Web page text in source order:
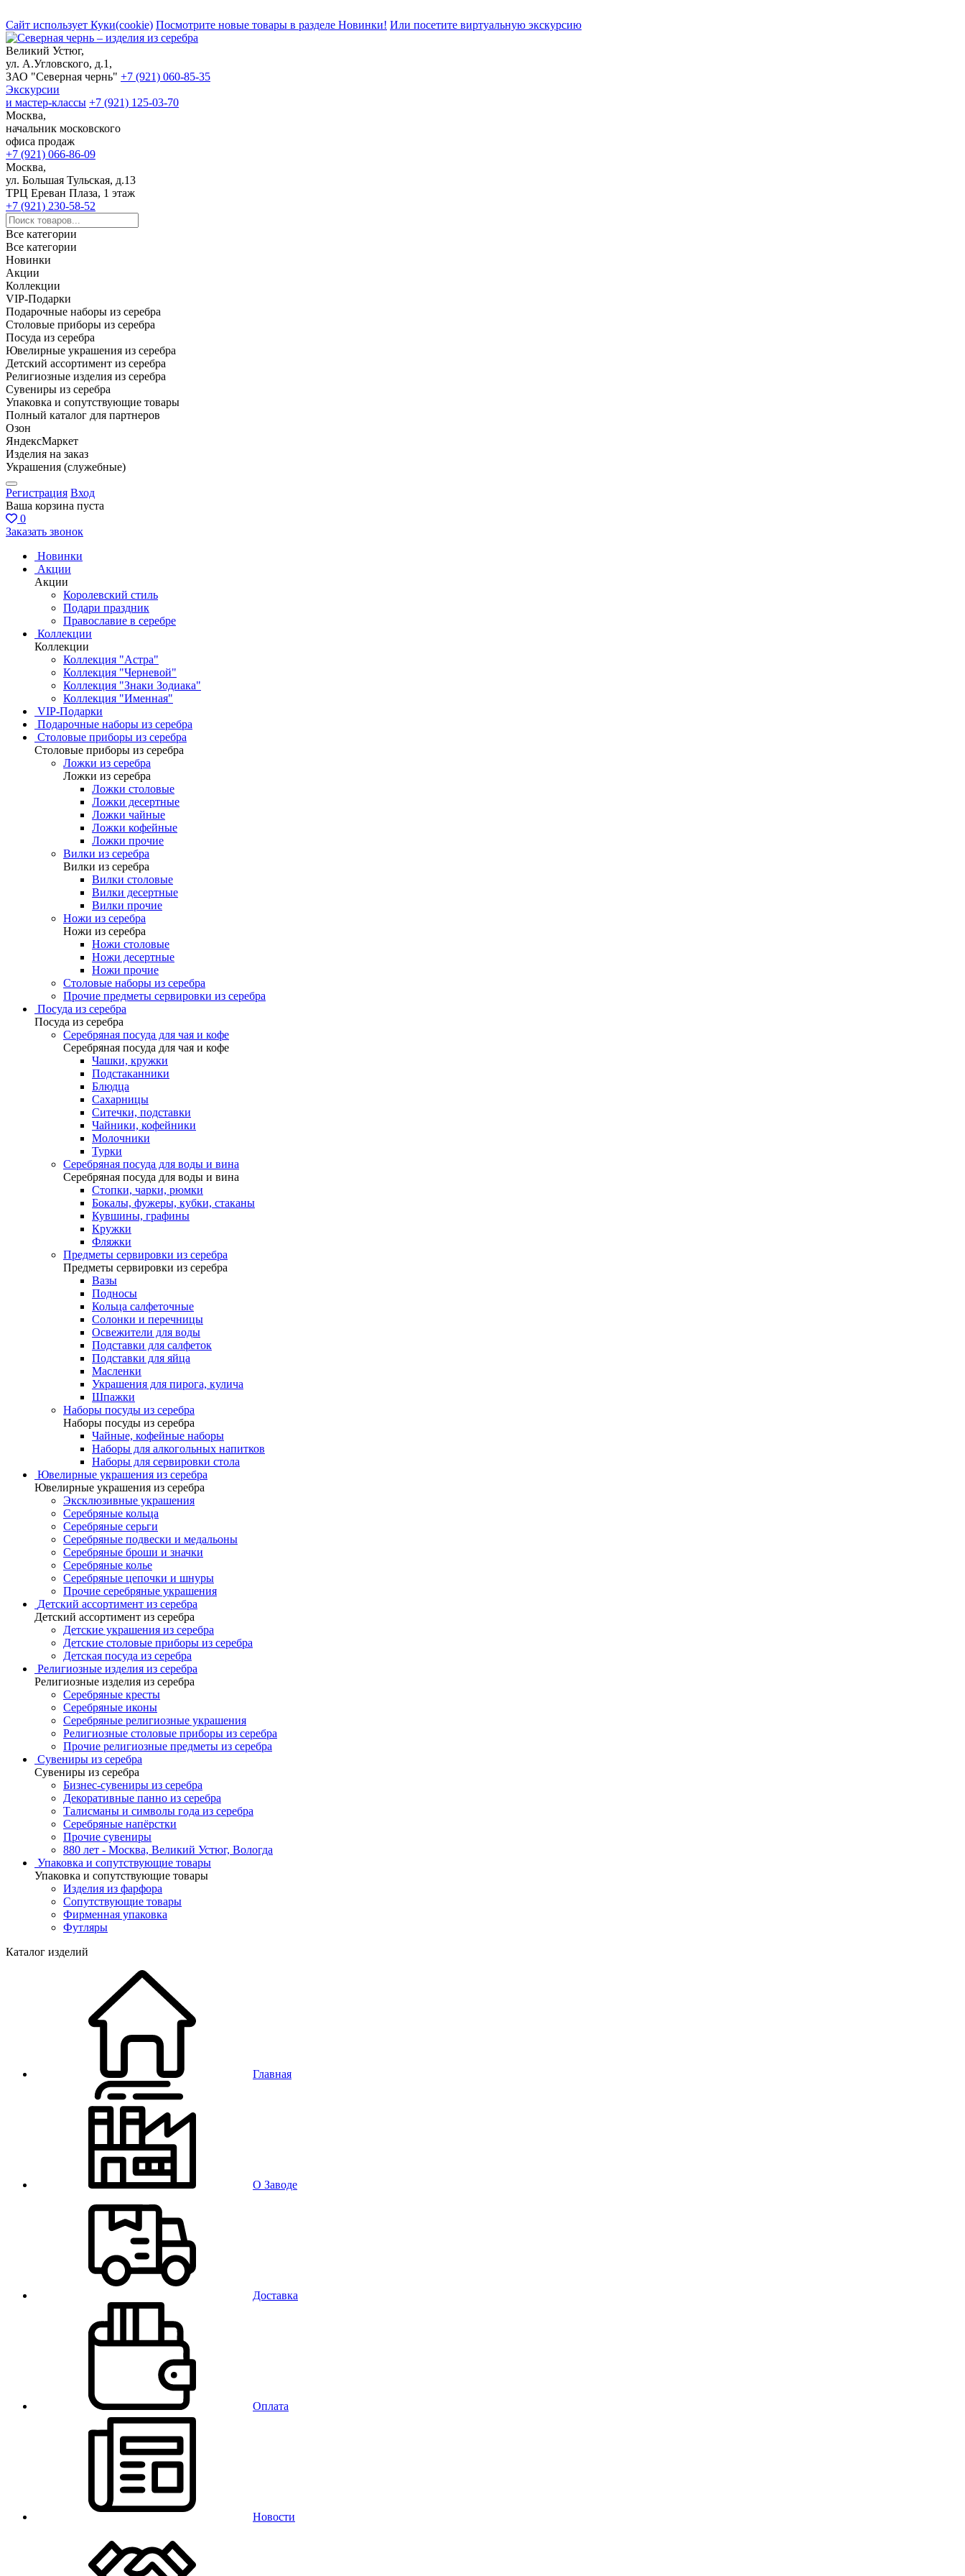
Сайт использует Куки(cookie) Посмотрите новые товары в разделе Новинки! Или посетите виртуальную экскурсию
Великий Устюг,
ул. А.Угловского, д.1,
ЗАО "Северная чернь" +7 (921) 060-85-35
Экскурсии
и мастер-классы +7 (921) 125-03-70
Москва,
начальник московского
офиса продаж
+7 (921) 066-86-09
Москва,
ул. Большая Тульская, д.13
ТРЦ Ереван Плаза, 1 этаж
+7 (921) 230-58-52
Все категории
Все категории
Новинки
Акции
Коллекции
VIP-Подарки
Подарочные наборы из серебра
Столовые приборы из серебра
Посуда из серебра
Ювелирные украшения из серебра
Детский ассортимент из серебра
Религиозные изделия из серебра
Сувениры из серебра
Упаковка и сопутствующие товары
Полный каталог для партнеров
Озон
ЯндексМаркет
Изделия на заказ
Украшения (служебные)
Регистрация Вход
Ваша корзина пуста
0
Заказать звонок
Новинки
Акции
Акции
Королевский стиль
Подари праздник
Православие в серебре
Коллекции
Коллекции
Коллекция "Астра"
Коллекция "Черневой"
Коллекция "Знаки Зодиака"
Коллекция "Именная"
VIP-Подарки
Подарочные наборы из серебра
Столовые приборы из серебра
Столовые приборы из серебра
Ложки из серебра
Ложки из серебра
Ложки столовые
Ложки десертные
Ложки чайные
Ложки кофейные
Ложки прочие
Вилки из серебра
Вилки из серебра
Вилки столовые
Вилки десертные
Вилки прочие
Ножи из серебра
Ножи из серебра
Ножи столовые
Ножи десертные
Ножи прочие
Столовые наборы из серебра
Прочие предметы сервировки из серебра
Посуда из серебра
Посуда из серебра
Серебряная посуда для чая и кофе
Серебряная посуда для чая и кофе
Чашки, кружки
Подстаканники
Блюдца
Сахарницы
Ситечки, подставки
Чайники, кофейники
Молочники
Турки
Серебряная посуда для воды и вина
Серебряная посуда для воды и вина
Стопки, чарки, рюмки
Бокалы, фужеры, кубки, стаканы
Кувшины, графины
Кружки
Фляжки
Предметы сервировки из серебра
Предметы сервировки из серебра
Вазы
Подносы
Кольца салфеточные
Солонки и перечницы
Освежители для воды
Подставки для салфеток
Подставки для яйца
Масленки
Украшения для пирога, кулича
Шпажки
Наборы посуды из серебра
Наборы посуды из серебра
Чайные, кофейные наборы
Наборы для алкогольных напитков
Наборы для сервировки стола
Ювелирные украшения из серебра
Ювелирные украшения из серебра
Эксклюзивные украшения
Серебряные кольца
Серебряные серьги
Серебряные подвески и медальоны
Серебряные броши и значки
Серебряные колье
Серебряные цепочки и шнуры
Прочие серебряные украшения
Детский ассортимент из серебра
Детский ассортимент из серебра
Детские украшения из серебра
Детские столовые приборы из серебра
Детская посуда из серебра
Религиозные изделия из серебра
Религиозные изделия из серебра
Серебряные кресты
Серебряные иконы
Серебряные религиозные украшения
Религиозные столовые приборы из серебра
Прочие религиозные предметы из серебра
Сувениры из серебра
Сувениры из серебра
Бизнес-сувениры из серебра
Декоративные панно из серебра
Талисманы и символы года из серебра
Серебряные напёрстки
Прочие сувениры
880 лет - Москва, Великий Устюг, Вологда
Упаковка и сопутствующие товары
Упаковка и сопутствующие товары
Изделия из фарфора
Сопутствующие товары
Фирменная упаковка
Футляры
Каталог изделий
Главная
О Заводе
Доставка
Оплата
Новости